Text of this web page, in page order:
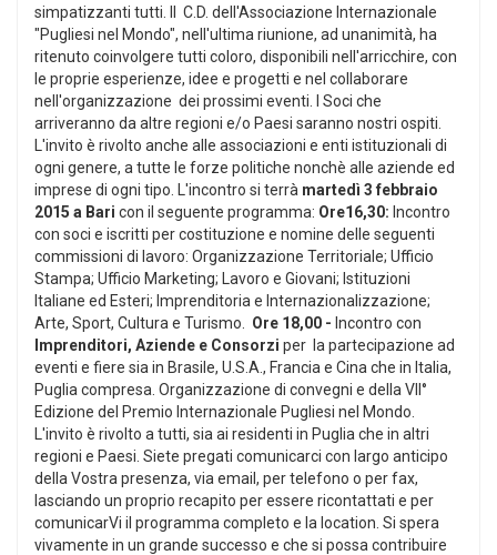
simpatizzanti tutti. Il C.D. dell'Associazione Internazionale
"Pugliesi nel Mondo", nell'ultima riunione, ad unanimità, ha
ritenuto coinvolgere tutti coloro, disponibili nell'arricchire, con
le proprie esperienze, idee e progetti e nel collaborare
nell'organizzazione dei prossimi eventi. I Soci che
arriveranno da altre regioni e/o Paesi saranno nostri ospiti.
L'invito è rivolto anche alle associazioni e enti istituzionali di
ogni genere, a tutte le forze politiche nonchè alle aziende ed
imprese di ogni tipo. L'incontro si terrà martedì 3 febbraio
2015 a Bari con il seguente programma: Ore16,30: Incontro
con soci e iscritti per costituzione e nomine delle seguenti
commissioni di lavoro: Organizzazione Territoriale; Ufficio
Stampa; Ufficio Marketing; Lavoro e Giovani; Istituzioni
Italiane ed Esteri; Imprenditoria e Internazionalizzazione;
Arte, Sport, Cultura e Turismo.
Ore 18,00 - Incontro con
Imprenditori, Aziende e Consorzi per la partecipazione ad
eventi e fiere sia in Brasile, U.S.A., Francia e Cina che in Italia,
Puglia compresa. Organizzazione di convegni e della VII°
Edizione del Premio Internazionale Pugliesi nel Mondo.
L'invito è rivolto a tutti, sia ai residenti in Puglia che in altri
regioni e Paesi. Siete pregati comunicarci con largo anticipo
della Vostra presenza, via email, per telefono o per fax,
lasciando un proprio recapito per essere ricontattati e per
comunicarVi il programma completo e la location. Si spera
vivamente in un grande successo e che si possa contribuire